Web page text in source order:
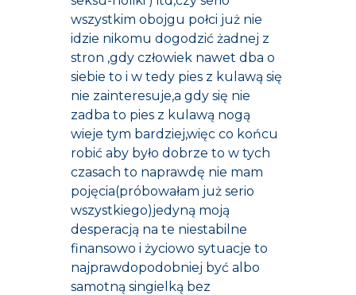
wszystkim obojgu połci już nie
idzie nikomu dogodzić żadnej z
stron ,gdy człowiek nawet dba o
siebie to i w tedy pies z kulawą się
nie zainteresuje,a gdy się nie
zadba to pies z kulawą nogą
wieje tym bardziej,więc co końcu
robić aby było dobrze to w tych
czasach to naprawdę nie mam
pojęcia(próbowałam już serio
wszystkiego)jedyną moją
desperacją na te niestabilne
finansowo i życiowo sytuacje to
najprawdopodobniej być albo
samotną singielką bez